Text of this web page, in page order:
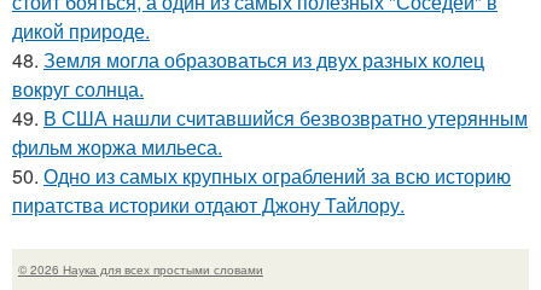
дикой природе.
48. Земля могла образоваться из двух разных колец
вокруг солнца.
49. В США нашли считавшийся безвозвратно утерянным
фильм жоржа мильеса.
50. Одно из самых крупных ограблений за всю историю
пиратства историки отдают Джону Тайлору.
© 2026 Наука для всех простыми словами